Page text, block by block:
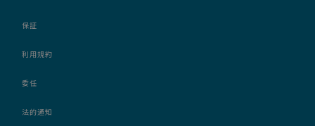
保証
利用規約
委任
法的通知